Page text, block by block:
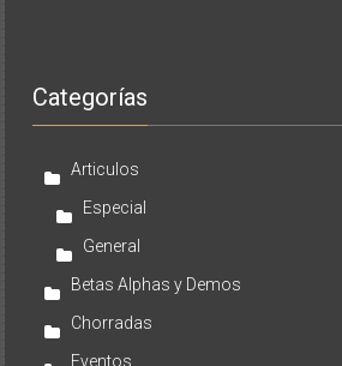
Categorías
Articulos
Especial
General
Betas Alphas y Demos
Chorradas
Eventos